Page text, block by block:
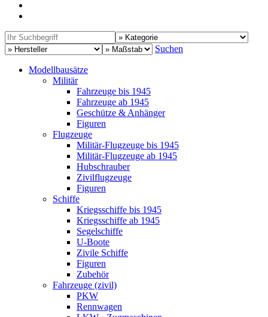
Suchen
Modellbausätze
Militär
Fahrzeuge bis 1945
Fahrzeuge ab 1945
Geschütze & Anhänger
Figuren
Flugzeuge
Militär-Flugzeuge bis 1945
Militär-Flugzeuge ab 1945
Hubschrauber
Zivilflugzeuge
Figuren
Schiffe
Kriegsschiffe bis 1945
Kriegsschiffe ab 1945
Segelschiffe
U-Boote
Zivile Schiffe
Figuren
Zubehör
Fahrzeuge (zivil)
PKW
Rennwagen